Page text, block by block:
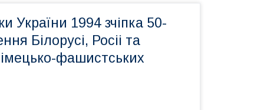
України 1994 зчіпка 50-
Білорусі, Росіі та
фашистських